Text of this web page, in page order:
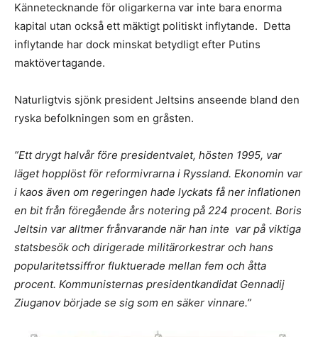
Kännetecknande för oligarkerna var inte bara enorma
kapital utan också ett mäktigt politiskt inflytande. Detta
inflytande har dock minskat betydligt efter Putins
maktövertagande.
Naturligtvis sjönk president Jeltsins anseende bland den
ryska befolkningen som en gråsten.
”Ett drygt halvår före presidentvalet, hösten 1995, var
läget hopplöst för reformivrarna i Ryssland. Ekonomin var
i kaos även om regeringen hade lyckats få ner inflationen
en bit från föregående års notering på 224 procent. Boris
Jeltsin var alltmer frånvarande när han inte var på viktiga
statsbesök och dirigerade militärorkestrar och hans
popularitetssiffror fluktuerade mellan fem och åtta
procent. Kommunisternas presidentkandidat Gennadij
Ziuganov började se sig som en säker vinnare.”